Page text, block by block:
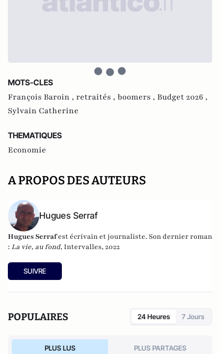
MOTS-CLES
François Baroin , retraités , boomers , Budget 2026 ,
Sylvain Catherine
THEMATIQUES
Economie
A PROPOS DES AUTEURS
Hugues Serraf
Hugues Serrafest écrivain et journaliste. Son dernier roman
: La vie, au fond, Intervalles, 2022
SUIVRE
POPULAIRES 24 Heures 7 Jours
PLUS LUS PLUS PARTAGES